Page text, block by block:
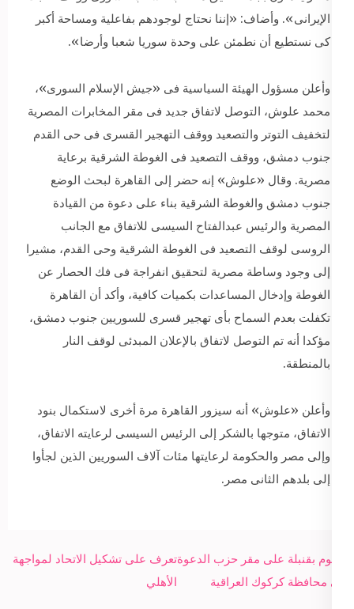
الإيرانى». وأضاف: «إننا نحتاج لوجودهم بفاعلية ومساحة أكبر
كى نستطيع أن نطمئن على وحدة سوريا شعبا وأرضا».
وأعلن مسؤول الهيئة السياسية فى «جيش الإسلام السورى»،
محمد علوش، التوصل لاتفاق جديد فى مقر المخابرات المصرية
لتخفيف التوتر والتصعيد ووقف التهجير القسرى فى حى القدم
جنوب دمشق، ووقف التصعيد فى الغوطة الشرقية برعاية
مصرية. وقال «علوش» إنه حضر إلى القاهرة لبحث الوضع
جنوب دمشق والغوطة الشرقية بناء على دعوة من القيادة
المصرية والرئيس عبدالفتاح السيسى للاتفاق مع الجانب
الروسى لوقف التصعيد فى الغوطة الشرقية وحى القدم، مشيرا
إلى وجود وساطة مصرية لتحقيق انفراجة فى فك الحصار عن
الغوطة وإدخال المساعدات بكميات كافية، وأكد أن القاهرة
تكفلت بعدم السماح بأى تهجير قسرى للسوريين جنوب دمشق،
مؤكدا أنه تم التوصل لاتفاق بالإعلان المبدئى لوقف النار
بالمنطقة.
وأعلن «علوش» أنه سيزور القاهرة مرة أخرى لاستكمال بنود
الاتفاق، متوجها بالشكر إلى الرئيس السيسى لرعايته الاتفاق،
وإلى مصر والحكومة لرعايتها مئات آلاف السوريين الذين لجأوا
إلى بلدهم الثانى مصر.
Post
navigation
تعرف على تشكيل الاتحاد لمواجهة
الأهلي
هجوم بقنبلة على مقر حزب الدعوة
في محافظة كركوك العراقية